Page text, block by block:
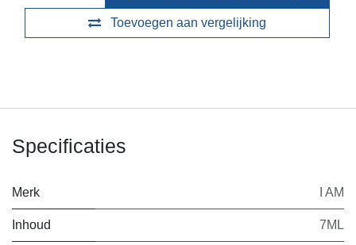
Toevoegen aan vergelijking
Specificaties
Merk I AM
Inhoud 7ML